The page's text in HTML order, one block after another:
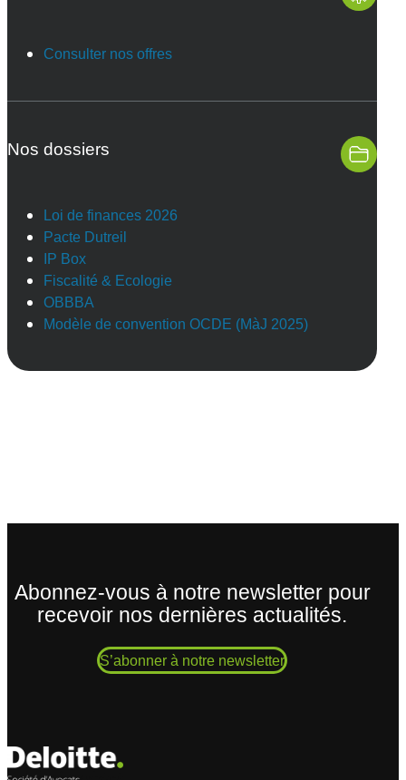
Consulter nos offres
Nos dossiers
Loi de finances 2026
Pacte Dutreil
IP Box
Fiscalité & Ecologie
OBBBA
Modèle de convention OCDE (MàJ 2025)
Abonnez-vous à notre newsletter pour
recevoir nos dernières actualités.
S’abonner à notre newsletter